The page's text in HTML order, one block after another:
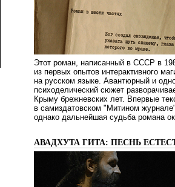
Этот роман, написанный в СССР в
из первых опытов интерактивного
на русском языке. Авантюрный и
психоделический сюжет
Крыму брежневских лет. Впервые
в самиздатовском "Митином
однако дальнейшая судьба романа
АВАДХУТА ГИТА: ПЕСНЬ